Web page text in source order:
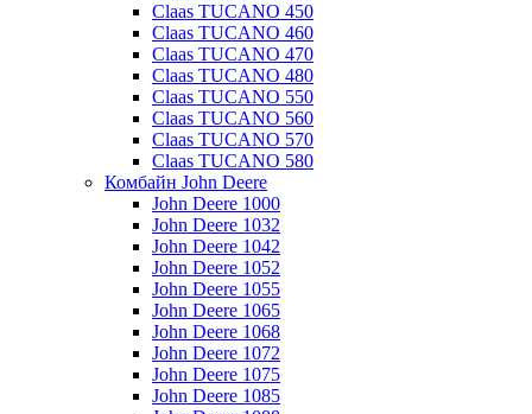
Claas TUCANO 450
Claas TUCANO 460
Claas TUCANO 470
Claas TUCANO 480
Claas TUCANO 550
Claas TUCANO 560
Claas TUCANO 570
Claas TUCANO 580
Комбайн John Deere
John Deere 1000
John Deere 1032
John Deere 1042
John Deere 1052
John Deere 1055
John Deere 1065
John Deere 1068
John Deere 1072
John Deere 1075
John Deere 1085